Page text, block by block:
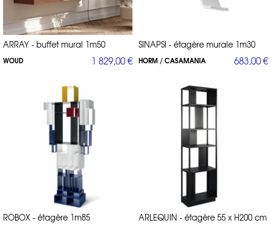
ARRAY - buffet mural 1m50
WOUD 1 829,00 €
SINAPSI - étagère murale 1m30
HORM / CASAMANIA 683,00 €
ROBOX - étagère 1m85 ARLEQUIN - étagère 55 x H200 cm